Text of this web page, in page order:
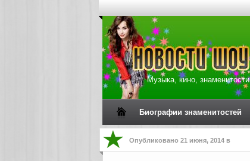
Музыка, кино, знаменитости
Биографии знаменитостей
Опубликовано 21 июня, 2014 в